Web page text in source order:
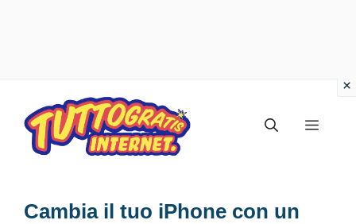
contenuto
Menu
Cambia il tuo iPhone con un